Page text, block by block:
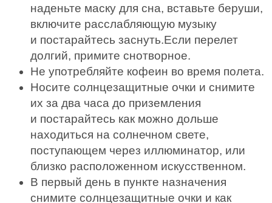
наденьте маску для сна, вставьте беруши,
включите расслабляющую музыку
и постарайтесь заснуть.Если перелет
долгий, примите снотворное.
Не употребляйте кофеин во время полета.
Носите солнцезащитные очки и снимите
их за два часа до приземления
и постарайтесь как можно дольше
находиться на солнечном свете,
поступающем через иллюминатор, или
близко расположенном искусственном.
В первый день в пункте назначения
снимите солнцезащитные очки и как